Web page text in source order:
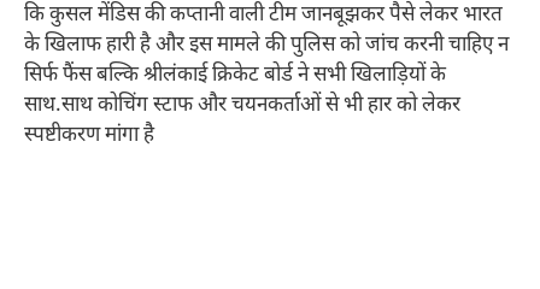
कि कुसल मेंडिस की कप्तानी वाली टीम जानबूझकर पैसे लेकर भारत
के खिलाफ हारी है और इस मामले की पुलिस को जांच करनी चाहिए न
सिर्फ फैंस बल्कि श्रीलंकाई क्रिकेट बोर्ड ने सभी खिलाड़ियों के
साथ.साथ कोचिंग स्टाफ और चयनकर्ताओं से भी हार को लेकर
स्पष्टीकरण मांगा है